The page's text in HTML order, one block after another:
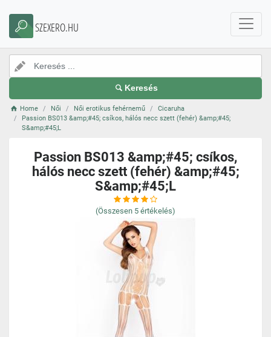
SZEXERO.HU
Keresés
Home Női Női erotikus fehérnemű
Cicaruha
Passion BS013 &amp;#45; csíkos, hálós necc szett (fehér) &amp;#45;
S&amp;#45;L
Passion BS013 &amp;#45; csíkos,
hálós necc szett (fehér) &amp;#45;
S&amp;#45;L
(Összesen 5 értékelés)